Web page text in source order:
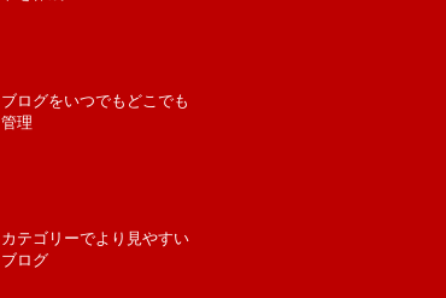
ブログをいつでもどこでも
管理
カテゴリーでより見やすい
ブログ